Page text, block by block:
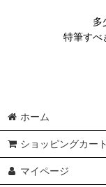
多
特筆すべ
ホーム
ショッピングカート
マイページ